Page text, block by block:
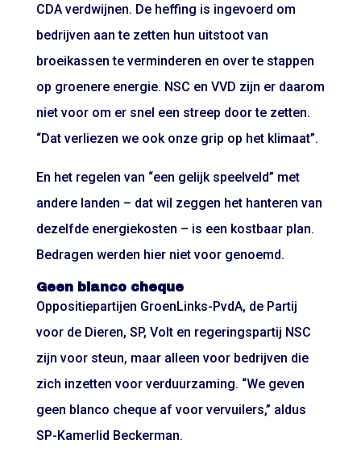
CDA verdwijnen. De heffing is ingevoerd om
bedrijven aan te zetten hun uitstoot van
broeikassen te verminderen en over te stappen
op groenere energie. NSC en VVD zijn er daarom
niet voor om er snel een streep door te zetten.
“Dat verliezen we ook onze grip op het klimaat”.
En het regelen van “een gelijk speelveld” met
andere landen – dat wil zeggen het hanteren van
dezelfde energiekosten – is een kostbaar plan.
Bedragen werden hier niet voor genoemd.
Geen blanco cheque
Oppositiepartijen GroenLinks-PvdA, de Partij
voor de Dieren, SP, Volt en regeringspartij NSC
zijn voor steun, maar alleen voor bedrijven die
zich inzetten voor verduurzaming. “We geven
geen blanco cheque af voor vervuilers,” aldus
SP-Kamerlid Beckerman.